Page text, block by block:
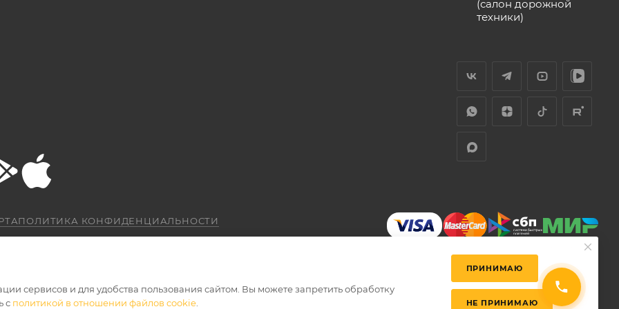
(салон дорожной
техники)
ПОЛИТИКА КОНФИДЕНЦИАЛЬНОСТИ
сервисов и для удобства пользования сайтом. Вы можете запретить обработку
с политикой в отношении файлов cookie
ПРИНИМАЮ
НЕ ПРИНИМАЮ